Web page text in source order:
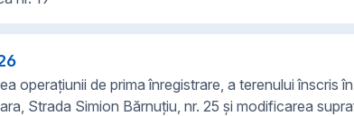
operațiunii de prima înregistrare, a terenului înscris
Strada Simion Bărnuțiu, nr. 25 și modificarea